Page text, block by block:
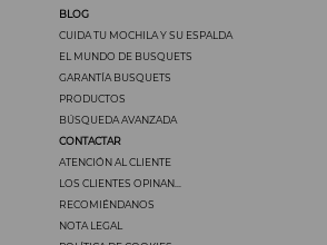
BLOG
CUIDA TU MOCHILA Y SU ESPALDA
EL MUNDO DE BUSQUETS
GARANTÍA BUSQUETS
PRODUCTOS
BÚSQUEDA AVANZADA
CONTACTAR
ATENCIÓN AL CLIENTE
LOS CLIENTES OPINAN...
RECOMIÉNDANOS
NOTA LEGAL